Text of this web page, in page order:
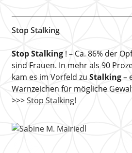
Stop Stalking
Stop Stalking! – Ca. 86% der
sind Frauen. In mehr als 90
kam es im Vorfeld zu Stalking–
Warnzeichen für mögliche
>>>Stop Stalking!